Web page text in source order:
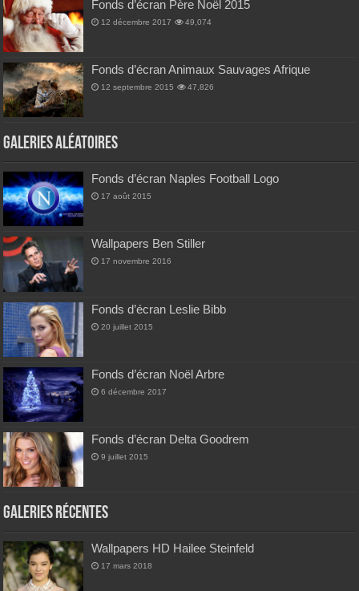
Fonds d’écran Père Noël 2015
12 décembre 2017 49,074
Fonds d’écran Animaux Sauvages Afrique
12 septembre 2015 47,826
Galeries Aléatoires
Fonds d’écran Naples Football Logo
17 août 2015
Wallpapers Ben Stiller
17 novembre 2016
Fonds d’écran Leslie Bibb
20 juillet 2015
Fonds d’écran Noël Arbre
6 décembre 2017
Fonds d’écran Delta Goodrem
9 juillet 2015
Galeries Récentes
Wallpapers HD Hailee Steinfeld
17 mars 2018